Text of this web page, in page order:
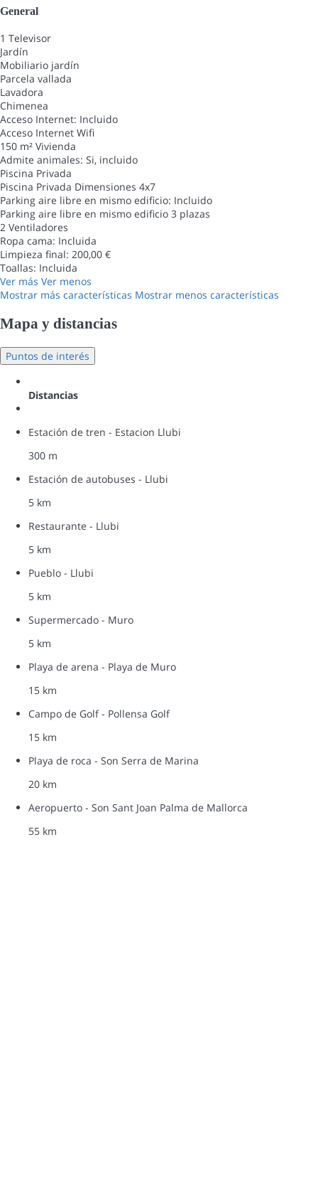
General
1 Televisor
Jardín
Mobiliario jardín
Parcela vallada
Lavadora
Chimenea
Acceso Internet: Incluido
Acceso Internet Wifi
150 m² Vivienda
Admite animales: Si, incluido
Piscina Privada
Piscina Privada Dimensiones 4x7
Parking aire libre en mismo edificio: Incluido
Parking aire libre en mismo edificio 3 plazas
2 Ventiladores
Ropa cama: Incluida
Limpieza final: 200,00 €
Toallas: Incluida
Ver más Ver menos
Mostrar más características Mostrar menos características
Mapa y distancias
Puntos de interés
Distancias
Estación de tren - Estacion Llubi
300 m
Estación de autobuses - Llubi
5 km
Restaurante - Llubi
5 km
Pueblo - Llubi
5 km
Supermercado - Muro
5 km
Playa de arena - Playa de Muro
15 km
Campo de Golf - Pollensa Golf
15 km
Playa de roca - Son Serra de Marina
20 km
Aeropuerto - Son Sant Joan Palma de Mallorca
55 km